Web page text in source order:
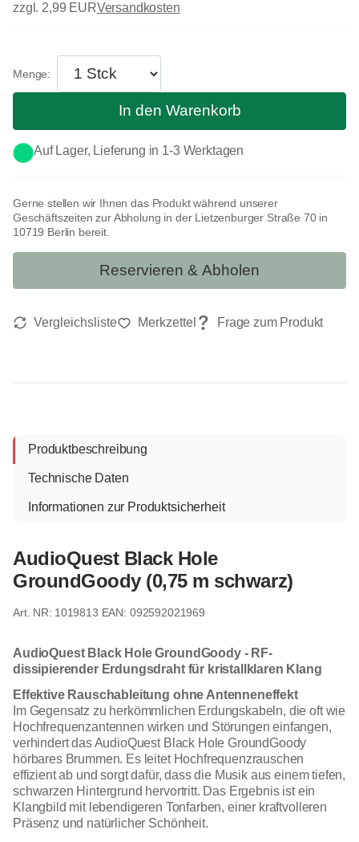
zzgl. 2,99 EURVersandkosten
Gerne stellen wir Ihnen das Produkt während unserer
Geschäftszeiten zur Abholung in der Lietzenburger Straße 70 in
10719 Berlin bereit.
Reservieren & Abholen
Auf Lager, Lieferung in 1-3 Werktagen
In den Warenkorb
Produktbeschreibung
Technische Daten
Informationen zur Produktsicherheit
AudioQuest Black Hole
GroundGoody (0,75 m schwarz)
1019813 EAN: 092592021969
AudioQuest Black Hole GroundGoody - RF-
dissipierender Erdungsdraht für kristallklaren Klang
Effektive Rauschableitung ohne Antenneneffekt
Im Gegensatz zu herkömmlichen Erdungskabeln, die oft wie
Hochfrequenzantennen wirken und Störungen einfangen,
verhindert das AudioQuest Black Hole GroundGoody
hörbares Brummen. Es leitet Hochfrequenzrauschen
effizient ab und sorgt dafür, dass die Musik aus einem tiefen,
schwarzen Hintergrund hervortritt. Das Ergebnis ist ein
Klangbild mit lebendigeren Tonfarben, einer kraftvolleren
Präsenz und natürlicher Schönheit.